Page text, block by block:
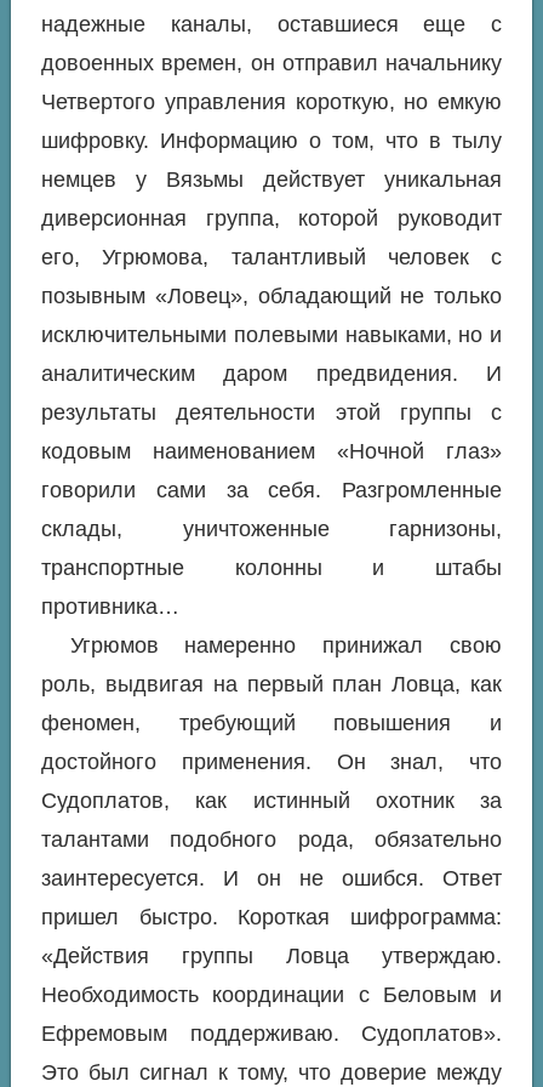
надежные каналы, оставшиеся еще с
довоенных времен, он отправил начальнику
Четвертого управления короткую, но емкую
шифровку. Информацию о том, что в тылу
немцев у Вязьмы действует уникальная
диверсионная группа, которой руководит
его, Угрюмова, талантливый человек с
позывным «Ловец», обладающий не только
исключительными полевыми навыками, но и
аналитическим даром предвидения. И
результаты деятельности этой группы с
кодовым наименованием «Ночной глаз»
говорили сами за себя. Разгромленные
склады, уничтоженные гарнизоны,
транспортные колонны и штабы
противника…
Угрюмов намеренно принижал свою
роль, выдвигая на первый план Ловца, как
феномен, требующий повышения и
достойного применения. Он знал, что
Судоплатов, как истинный охотник за
талантами подобного рода, обязательно
заинтересуется. И он не ошибся. Ответ
пришел быстро. Короткая шифрограмма:
«Действия группы Ловца утверждаю.
Необходимость координации с Беловым и
Ефремовым поддерживаю. Судоплатов».
Это был сигнал к тому, что доверие между